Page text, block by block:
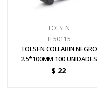
TOLSEN
TL50115
TOLSEN COLLARIN NEGRO
2.5*100MM 100 UNIDADES
$ 22